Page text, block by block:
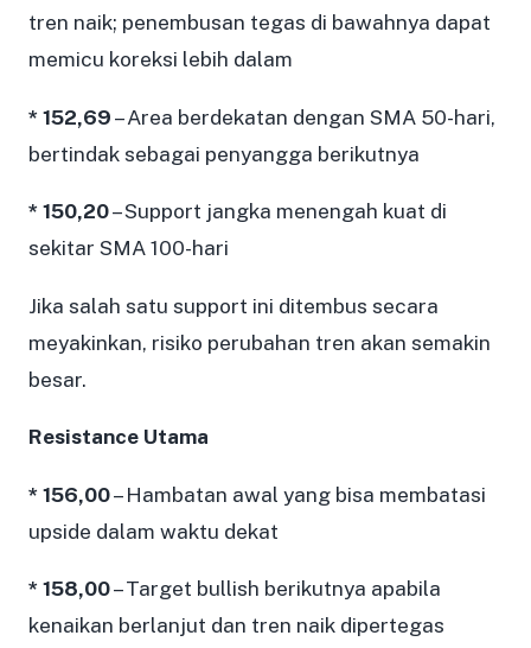
tren naik; penembusan tegas di bawahnya dapat
memicu koreksi lebih dalam
* 152,69– Area berdekatan dengan SMA 50-hari,
bertindak sebagai penyangga berikutnya
* 150,20– Support jangka menengah kuat di
sekitar SMA 100-hari
Jika salah satu support ini ditembus secara
meyakinkan, risiko perubahan tren akan semakin
besar.
Resistance Utama
* 156,00– Hambatan awal yang bisa membatasi
upside dalam waktu dekat
* 158,00– Target bullish berikutnya apabila
kenaikan berlanjut dan tren naik dipertegas